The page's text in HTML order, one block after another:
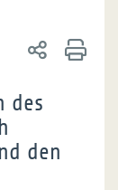
des
den